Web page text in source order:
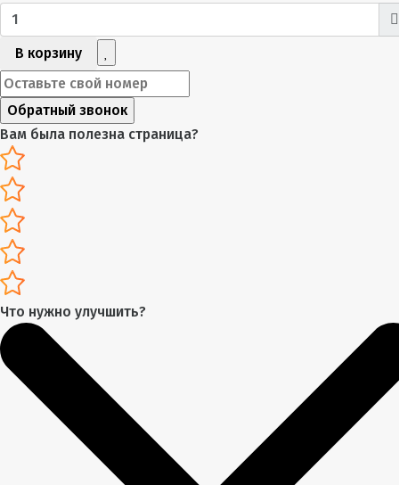
В корзину
Обратный звонок
Вам была полезна страница?
Что нужно улучшить?